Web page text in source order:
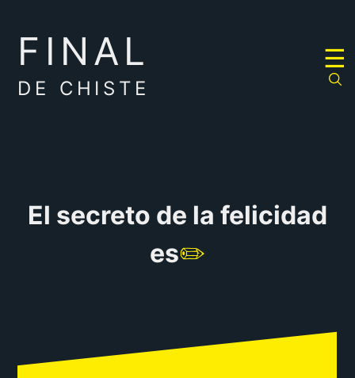
FINAL
DE CHISTE
☰
El secreto de la felicidad
es✏️